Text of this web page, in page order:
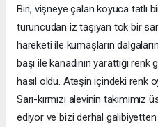
Biri, vişneye çalan koyuca tatlı
turuncudan iz taşıyan tok bir
hareketi ile kumaşların
başı ile kanadının yarattığı
hasıl oldu. Ateşin içindeki renk
Sarı-kırmızı alevinin takımımız
ediyor ve bizi derhal